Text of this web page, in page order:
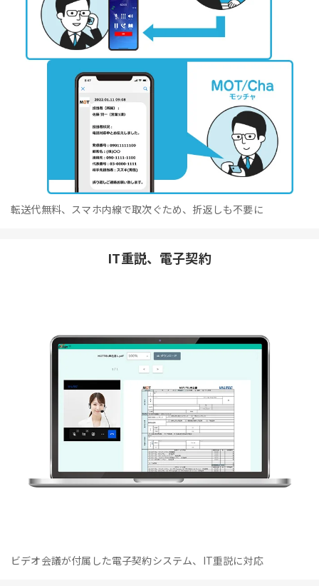
転送代無料、スマホ内線で取次ぐため、折返しも不要に
IT重説、電子契約
ビデオ会議が付属した電子契約システム、IT重説に対応